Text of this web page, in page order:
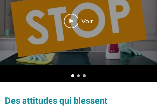
Voir
Des attitudes qui blessent